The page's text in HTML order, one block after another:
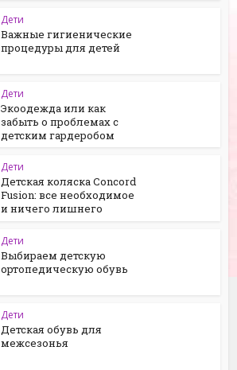
Дети
Важные гигиенические
процедуры для детей
Дети
Экоодежда или как
забыть о проблемах с
детским гардеробом
Дети
Детская коляска Concord
Fusion: все необходимое
и ничего лишнего
Дети
Выбираем детскую
ортопедическую обувь
Дети
Детская обувь для
межсезонья